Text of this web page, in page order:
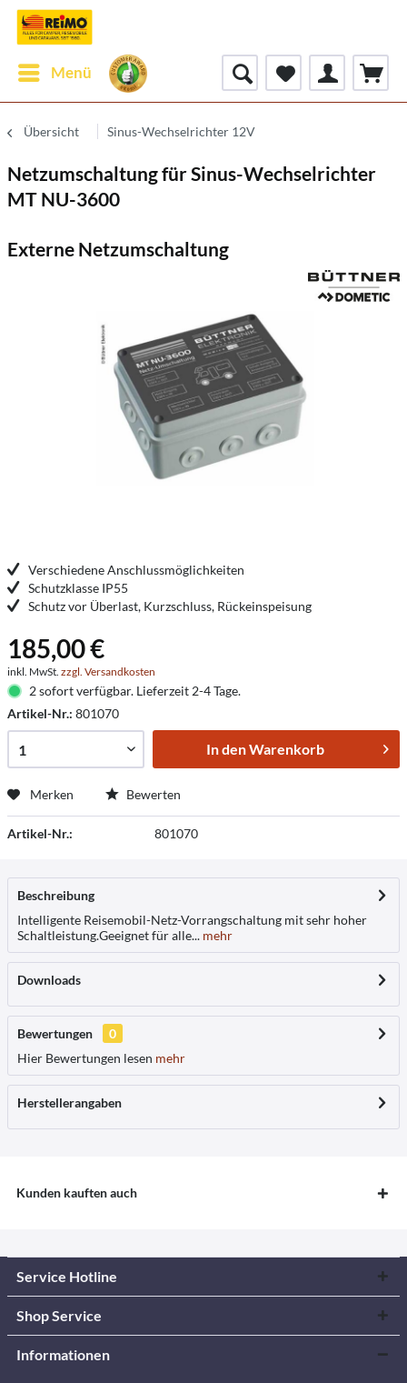
Menü
Übersicht Sinus-Wechselrichter 12V
Netzumschaltung für Sinus-Wechselrichter
MT NU-3600
Externe Netzumschaltung
Verschiedene Anschlussmöglichkeiten
Schutzklasse IP55
Schutz vor Überlast, Kurzschluss, Rückeinspeisung
185,00 €
inkl. MwSt. zzgl. Versandkosten
2 sofort verfügbar. Lieferzeit 2-4 Tage.
Artikel-Nr.: 801070
In denWarenkorb
Merken Bewerten
Artikel-Nr.: 801070
Beschreibung
Intelligente Reisemobil-Netz-Vorrangschaltung mit sehr hoher
Schaltleistung.Geeignet für alle... mehr
Downloads
Bewertungen
0
Hier Bewertungen lesen mehr
Herstellerangaben
Kunden kauften auch
Service Hotline
Shop Service
Informationen